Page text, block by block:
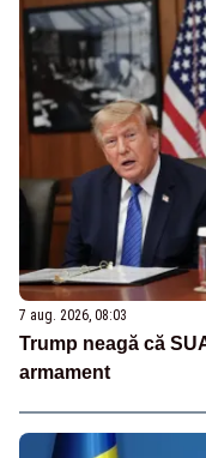
7 aug. 2026, 08:03
Trump neagă că
armament